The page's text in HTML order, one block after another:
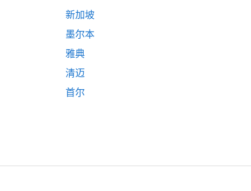
新加坡
墨尔本
雅典
清迈
首尔